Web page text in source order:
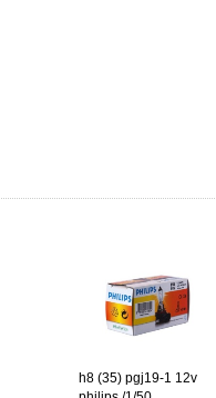
h8 (35) pgj19-1 12v